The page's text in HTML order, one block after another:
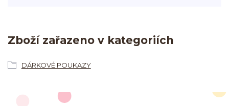
Zboží zařazeno v kategoriích
DÁRKOVÉ POUKAZY